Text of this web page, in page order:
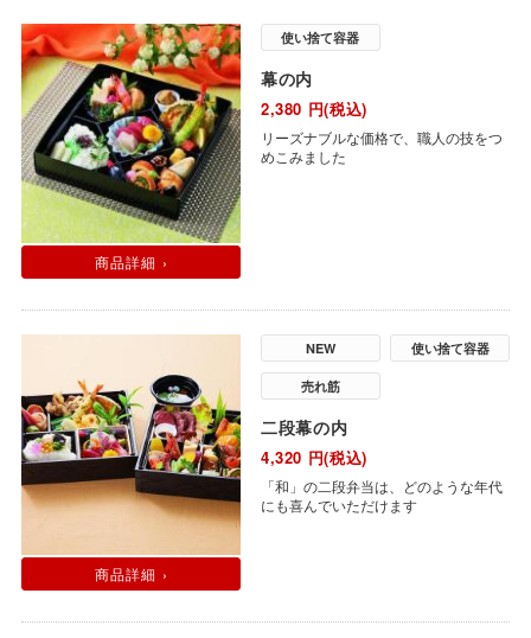
商品詳細 ›
使い捨て容器
幕の内
2,380 円(税込)
リーズナブルな価格で、職人の技をつ
めこみました
商品詳細 ›
NEW 使い捨て容器
売れ筋
二段幕の内
4,320 円(税込)
「和」の二段弁当は、どのような年代
にも喜んでいただけます